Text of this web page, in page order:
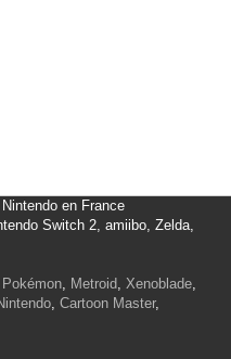
en France
Switch 2, amiibo, Zelda,
Pokémon, Metroid, Xenoblade,
, Cartoon Master,